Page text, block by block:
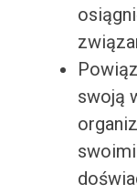
swoją